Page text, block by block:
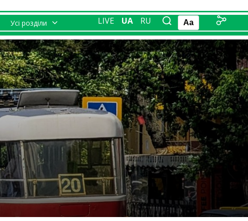
Усі розділи LIVE UA RU Aa